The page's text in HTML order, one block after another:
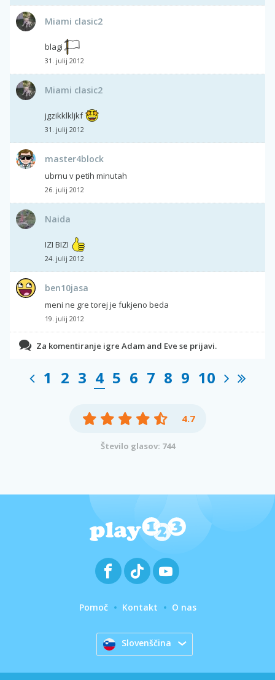
Miami clasic2
blagi
31. julij 2012
Miami clasic2
jgzikklkljkf
31. julij 2012
master4block
ubrnu v petih minutah
26. julij 2012
Naida
IZI BIZI
24. julij 2012
ben10jasa
meni ne gre torej je fukjeno beda
19. julij 2012
Za komentiranje igre Adam and Eve se prijavi.
1 2 3 4 5 6 7 8 9 10
4.7
Število glasov: 744
Pomoč Kontakt O nas
Slovenščina